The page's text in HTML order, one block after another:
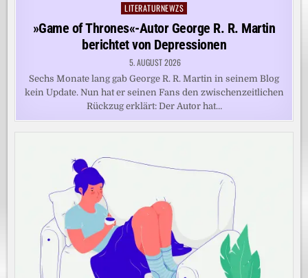
Posted
LITERATURNEWZS
»Game of Thrones«-Autor George R. R. Martin
berichtet von Depressionen
5. AUGUST 2026
Sechs Monate lang gab George R. R. Martin in seinem Blog
kein Update. Nun hat er seinen Fans den zwischenzeitlichen
Rückzug erklärt: Der Autor hat…